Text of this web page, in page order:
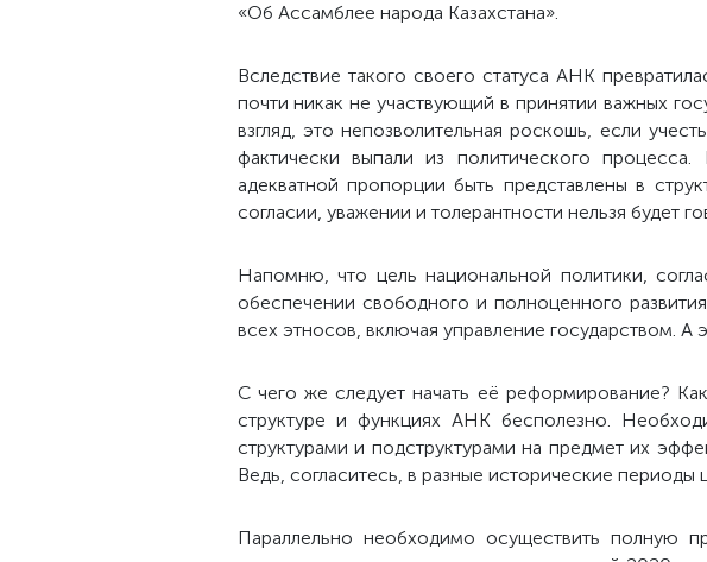
«Об Ассамблее народа Казахстана».
Вследствие такого своего статуса АНК
почти никак не участвующий в принятии важных
взгляд, это непозволительная роскошь, если
фактически выпали из политического
адекватной пропорции быть представлены в
согласии, уважении и толерантности нельзя будет
Напомню, что цель национальной политики,
обеспечении свободного и полноценного
всех этносов, включая управление государством.
С чего же следует начать её реформирование?
структуре и функциях АНК бесполезно.
структурами и подструктурами на предмет их
Ведь, согласитесь, в разные исторические
Параллельно необходимо осуществить полную